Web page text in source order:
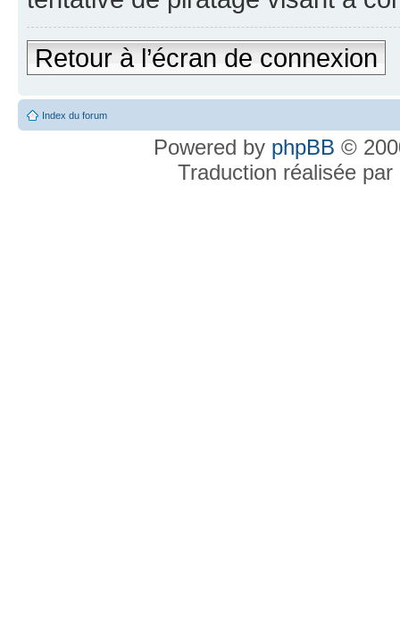
Retour à l’écran de connexion
Index du forum
Powered by phpBB ©
Traduction réalisée par